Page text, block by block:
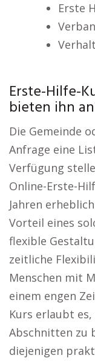
Erste
Erste-Hilfe-
bieten ihn
Die Gemeinde
Anfrage eine
Verfügung
Online-Erste-
Jahren
Vorteil eines
flexible
zeitliche
Menschen mit
einem engen
Kurs erlaubt
Abschnitten zu
diejenigen